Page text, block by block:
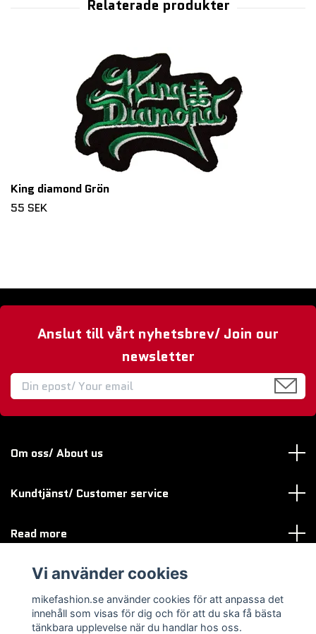
King diamond Grön
55 SEK
Anslut till vårt nyhetsbrev/ Join our
newsletter
Om oss/ About us
Kundtjänst/ Customer service
Read more
Sociala medier
Vi använder cookies
mikefashion.se använder cookies för att anpassa det
innehåll som visas för dig och för att du ska få bästa
tänkbara upplevelse när du handlar hos oss.